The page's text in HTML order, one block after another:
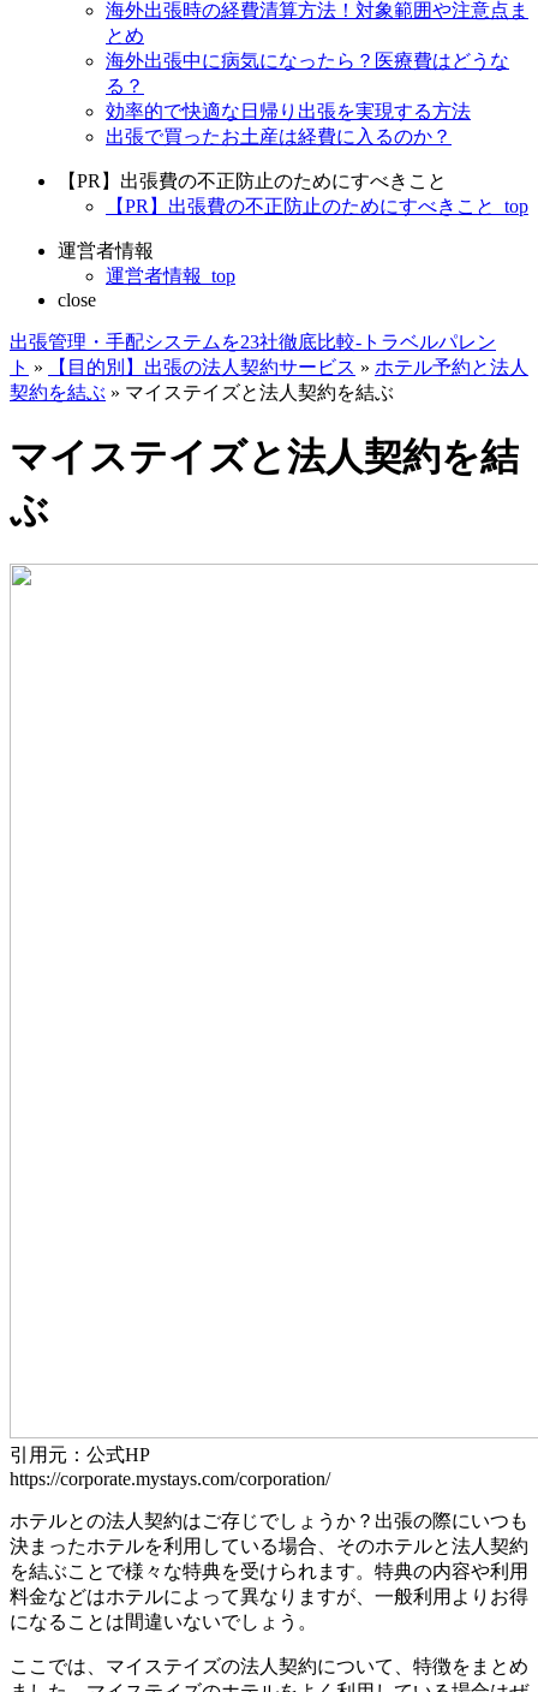
海外出張時の経費清算方法！対象範囲や注意点ま
とめ
海外出張中に病気になったら？医療費はどうな
る？
効率的で快適な日帰り出張を実現する方法
出張で買ったお土産は経費に入るのか？
【PR】出張費の不正防止のためにすべきこと
【PR】出張費の不正防止のためにすべきこと_top
運営者情報
運営者情報_top
close
出張管理・手配システムを23社徹底比較-トラベルパレン
ト » 【目的別】出張の法人契約サービス » ホテル予約と法人
契約を結ぶ » マイステイズと法人契約を結ぶ
マイステイズと法人契約を結
ぶ
引用元：公式HP
https://corporate.mystays.com/corporation/
ホテルとの法人契約はご存じでしょうか？出張の際にいつも
決まったホテルを利用している場合、そのホテルと法人契約
を結ぶことで様々な特典を受けられます。特典の内容や利用
料金などはホテルによって異なりますが、一般利用よりお得
になることは間違いないでしょう。
ここでは、マイステイズの法人契約について、特徴をまとめ